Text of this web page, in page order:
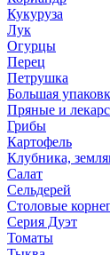
Кукуруза
Лук
Огурцы
Перец
Петрушка
Большая
Пряные и
Грибы
Картофель
Клубника,
Салат
Сельдерей
Столовые
Серия Дуэт
Томаты